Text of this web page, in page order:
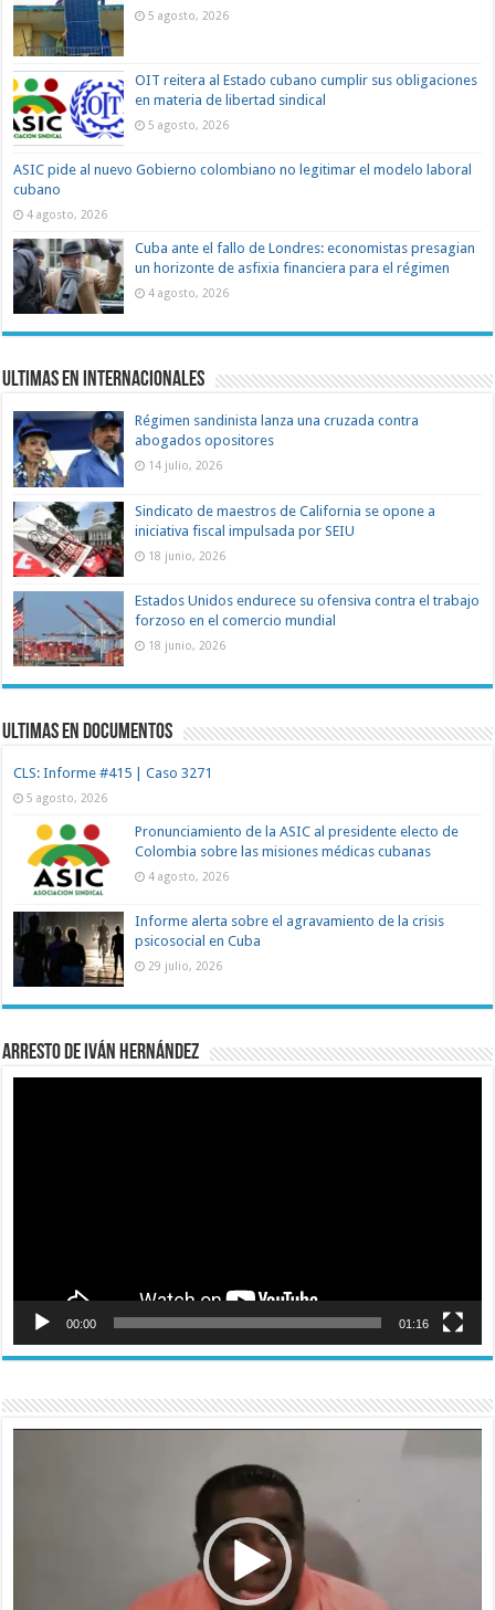
5 agosto, 2026
OIT reitera al Estado cubano cumplir sus obligaciones
en materia de libertad sindical
5 agosto, 2026
ASIC pide al nuevo Gobierno colombiano no legitimar el modelo laboral
cubano
4 agosto, 2026
Cuba ante el fallo de Londres: economistas presagian
un horizonte de asfixia financiera para el régimen
4 agosto, 2026
Ultimas en Internacionales
Régimen sandinista lanza una cruzada contra
abogados opositores
14 julio, 2026
Sindicato de maestros de California se opone a
iniciativa fiscal impulsada por SEIU
18 junio, 2026
Estados Unidos endurece su ofensiva contra el trabajo
forzoso en el comercio mundial
18 junio, 2026
Ultimas en documentos
CLS: Informe #415 | Caso 3271
5 agosto, 2026
Pronunciamiento de la ASIC al presidente electo de
Colombia sobre las misiones médicas cubanas
4 agosto, 2026
Informe alerta sobre el agravamiento de la crisis
psicosocial en Cuba
29 julio, 2026
Arresto de Iván Hernández
00:00 01:16
Reproductor